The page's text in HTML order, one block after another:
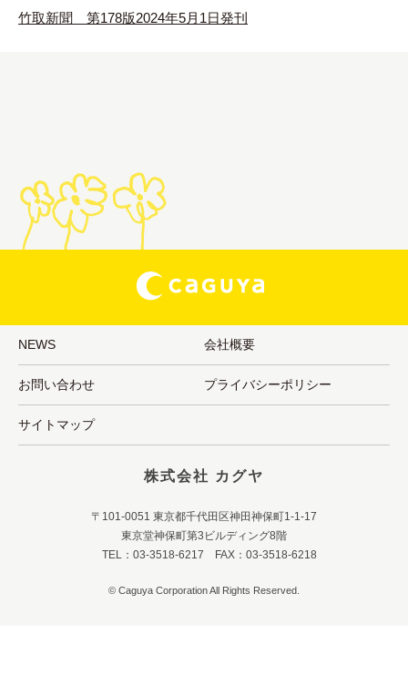
竹取新聞 第178版2024年5月1日発刊
NEWS 会社概要
お問い合わせ プライバシーポリシー
サイトマップ
株式会社 カグヤ
〒101-0051 東京都千代田区神田神保町1-1-17
東京堂神保町第3ビルディング8階
TEL：03-3518-6217 FAX：03-3518-6218
© Caguya Corporation All Rights Reserved.